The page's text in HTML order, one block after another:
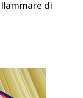
di